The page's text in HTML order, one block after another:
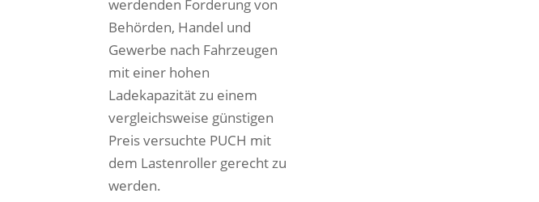
werdenden Forderung von
Behörden, Handel und
Gewerbe nach Fahrzeugen
mit einer hohen
Ladekapazität zu einem
vergleichsweise günstigen
Preis versuchte PUCH mit
dem Lastenroller gerecht zu
werden.